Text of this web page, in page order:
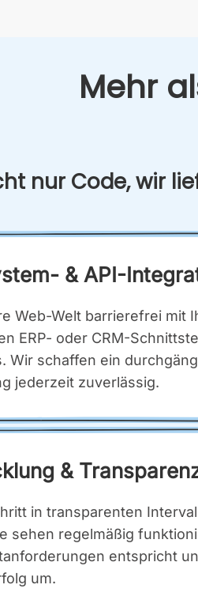
Mehr
nur Code, wir
& API-
Web-Welt bar­rie­re­frei mit
ERP- oder CRM-
Wir schaf­fen ein
jeder­zeit zuver­läs­sig.
&
in trans­pa­ren­ten
sehen regel­mä­ßig
ent­spricht
um.